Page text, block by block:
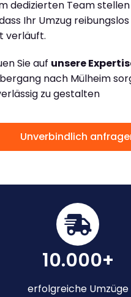
dedizierten Team
Ihr Umzug
verläuft.
Sie auf unsere
nach Mülheim
zu gestalten
Unverbindlich
10.000+
erfolgreiche Umzüge